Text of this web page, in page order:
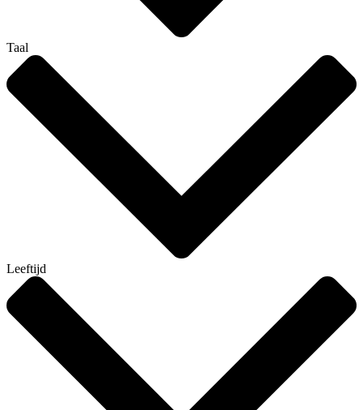
Taal
Leeftijd